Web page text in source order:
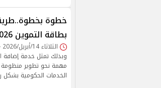
خطوة
بطاقة التموين 2026 عبر مصر الرقمية
الثلاثاء 14/أبريل/2026 - 11:00 م
مهمة نحو تطوير
الخدمات الحكومية